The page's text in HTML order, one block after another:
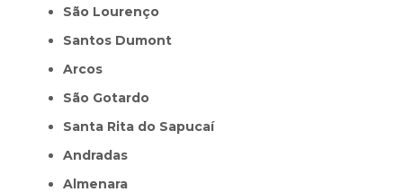
São Lourenço
Santos Dumont
Arcos
São Gotardo
Santa Rita do Sapucaí
Andradas
Almenara